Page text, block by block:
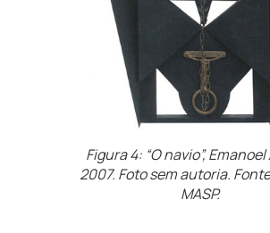
Figura 4: “O navio”,
2007. Foto sem autoria.
MASP.